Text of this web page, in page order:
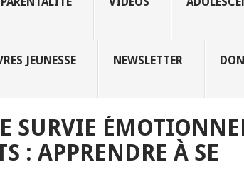
JEUNESSE NEWSLETTER
SURVIE
: APPRENDRE À SE